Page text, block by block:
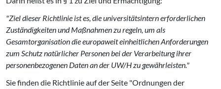
"Ziel dieser Richtlinie ist es, die universitätsintern erforderlichen
Zuständigkeiten und Maßnahmen zu regeln, um als
Gesamtorganisation die europaweit einheitlichen Anforderungen
zum Schutz natürlicher Personen bei der Verarbeitung ihrer
personenbezogenen Daten an der UW/H zu gewährleisten."
Sie finden die Richtlinie auf der Seite "Ordnungen der